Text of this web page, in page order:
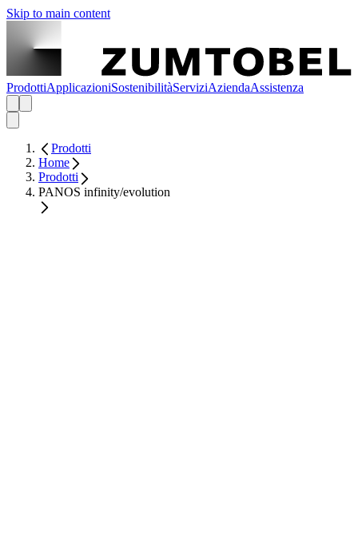
Skip to main content
ProdottiApplicazioniSostenibilitàServiziAziendaAssistenza
Prodotti
Home
Prodotti
PANOS infinity/evolution